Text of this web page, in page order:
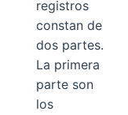
registros
constan de
dos partes.
La primera
parte son
los